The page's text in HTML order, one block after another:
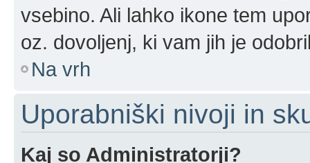
vsebino. Ali lahko ikone tem
oz. dovoljenj, ki vam jih je
Na vrh
Uporabniški nivoji in
Kaj so Administratorji?